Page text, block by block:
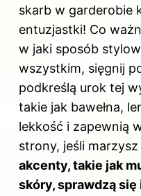
skarb w garderobie
entuzjastki! Co
w jaki sposób
wszystkim, sięgnij
podkreślą urok tej
takie jak bawełna,
lekkość i zapewnią
strony, jeśli
akcenty, takie jak
skóry, sprawdzą